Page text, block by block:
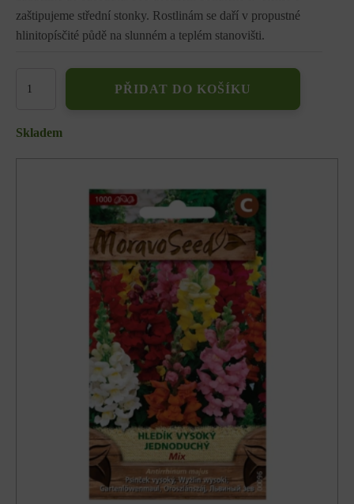
zaštipujeme střední stonky. Rostlinám se daří v propustné
hlinitopísčité půdě na slunném a teplém stanovišti.
jednoduchý,
PŘIDAT DO KOŠÍKU
Skladem